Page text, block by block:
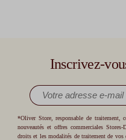
Inscrivez-
*Oliver Store, responsable de traitement,
nouveautés et offres commerciales
droits et les modalités de traitement de